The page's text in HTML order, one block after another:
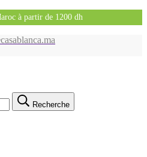
à partir de 1200 dh
Recherche